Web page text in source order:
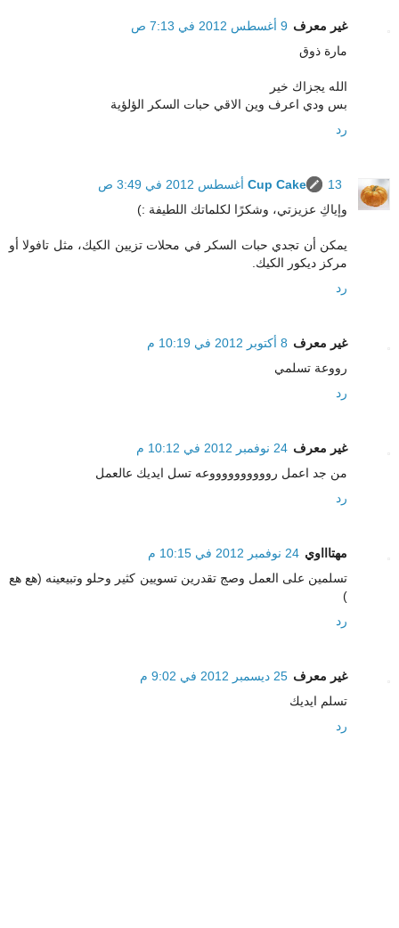
غير معرف 9 أغسطس 2012 في 7:13 ص
مارة ذوق
الله يجزاك خير
بس ودي اعرف وين الاقي حبات السكر الؤلؤية
رد
Cup Cake
13 أغسطس 2012 في 3:49 ص
وإياكِ عزيزتي، وشكرًا لكلماتك اللطيفة :)
يمكن أن تجدي حبات السكر في محلات تزيين الكيك، مثل تافولا أو
مركز ديكور الكيك.
رد
غير معرف 8 أكتوبر 2012 في 10:19 م
رووعة تسلمي
رد
غير معرف 24 نوفمبر 2012 في 10:12 م
من جد اعمل رووووووووووعه تسل ايديك عالعمل
رد
مهتاااوي 24 نوفمبر 2012 في 10:15 م
تسلمين على العمل وصج تقدرين تسويين كثير وحلو وتبيعينه (هع هع
)
رد
غير معرف 25 ديسمبر 2012 في 9:02 م
تسلم ايديك
رد